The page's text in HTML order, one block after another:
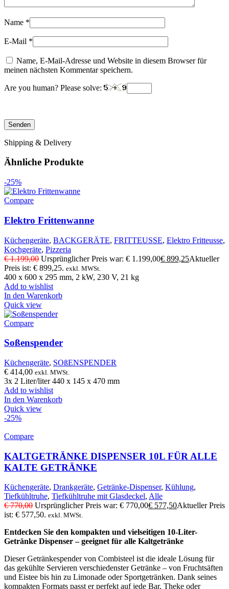
Name *
E-Mail *
Name, E-Mail-Adresse und Website in diesem Browser für
meinen nächsten Kommentar speichern.
Are you human? Please solve:
Shipping & Delivery
Ähnliche Produkte
-25%
Compare
Elektro Frittenwanne
Küchengeräte, BACKGERÄTE, FRITTEUSSE, Elektro Fritteusse,
Kochgeräte, Pizzeria
€1.199,00 Ursprünglicher Preis war: € 1.199,00€ 899,25Aktueller
Preis ist: € 899,25. exkl. MWSt.
400 x 600 x 295 mm, 2 kW, 230 V, 21 kg
Add to wishlist
In den Warenkorb
Quick view
Compare
Soßenspender
Küchengeräte, SOßENSPENDER
€ 414,00 exkl. MWSt.
3x 2 Liter/liter 440 x 145 x 470 mm
Add to wishlist
In den Warenkorb
Quick view
-25%
Compare
KALTGETRÄNKE DISPENSER 10L FÜR ALLE
KALTE GETRÄNKE
Küchengeräte, Drankgeräte, Getränke-Dispenser, Kühlung,
Tiefkühltruhe, Tiefkühltruhe mit Glasdeckel, Alle
€770,00 Ursprünglicher Preis war: € 770,00€ 577,50Aktueller Preis
ist: € 577,50. exkl. MWSt.
Entdecken Sie den kompakten und vielseitigen 10-Liter-
Getränke Dispenser – geeignet für alle Kaltgetränke
Dieser Getränkespender von Combisteel ist die ideale Lösung für
das gekühlte Servieren verschiedenster Getränke – von Fruchtsäften
und Eistee bis hin zu Limonade oder Sportgetränken. Dank seines
kompakten Formats passt er perfekt auf jede Bar, Theke oder